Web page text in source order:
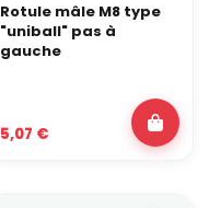
Rotule mâle M8 type
"uniball" pas à
gauche
5,07 €